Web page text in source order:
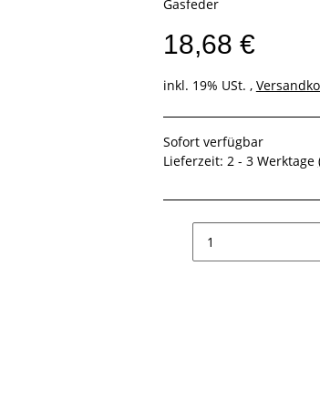
Gasfeder
18,68 €
inkl. 19% USt. ,
Sofort verfügbar
Lieferzeit: 2 - 3 Werktage